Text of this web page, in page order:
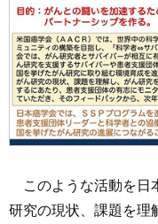
このような活動を日
研究の現状、課題を理